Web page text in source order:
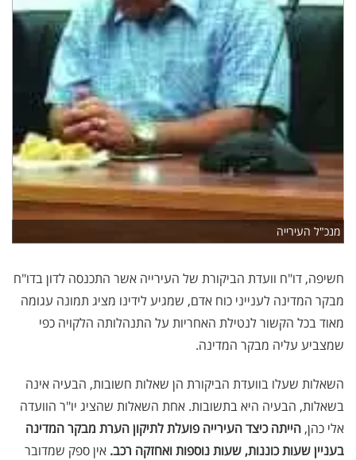
מנכ"ל העירייה
חשיפה, דו"ח וועדת הביקורת של העירייה אשר התכנסה לדון בדו"ח
מבקר המדינה לענייני כוח אדם, שמגיע לידינו מציג תמונה עגומה
מאוד בכל הקשור לנטילת האחריות על התנהלותה הלקויה כפי
שמצביע עליה מבקר המדינה.
השאלות שעלו בוועדת הביקורת הן שאלות חשובות, הבעיה אינה
בשאלות, הבעיה היא בתשובות. אחת השאלות שהציג יו"ר הוועדה
אלי כהן, הייתה כיצד העירייה פועלת לתיקון הערת מבקר המדינה
בעניין שעות כוננות, שעות נוספות ואחזקה רכב. אין ספק שמדובר